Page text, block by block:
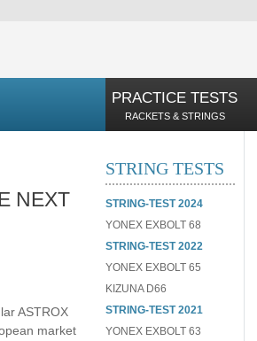
PRACTICE TESTS
RACKETS & STRINGS
NEXT
ASTROX
market
STRING TESTS
STRING-TEST 2024
YONEX EXBOLT 68
STRING-TEST 2022
YONEX EXBOLT 65
KIZUNA D66
STRING-TEST 2021
YONEX EXBOLT 63